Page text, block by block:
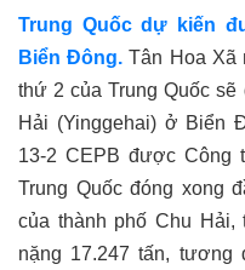
Trung Quốc dự kiến
Biển Đông. Tân Hoa Xã
thứ 2 của Trung Quốc
Hải (Yinggehai) ở Biển
13-2 CEPB được Công
Trung Quốc đóng xong
của thành phố Chu
nặng 17.247 tấn,